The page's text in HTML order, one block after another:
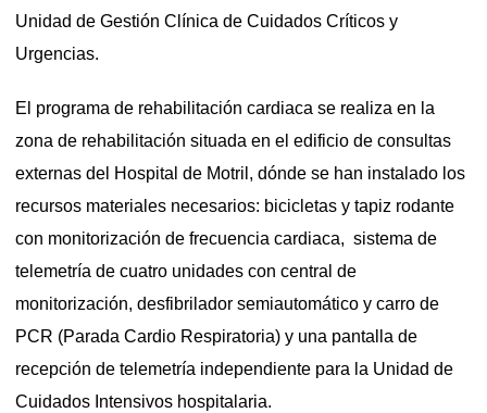
Unidad de Gestión Clínica de Cuidados Críticos y
Urgencias.
El programa de rehabilitación cardiaca se realiza en la
zona de rehabilitación situada en el edificio de consultas
externas del Hospital de Motril, dónde se han instalado los
recursos materiales necesarios: bicicletas y tapiz rodante
con monitorización de frecuencia cardiaca, sistema de
telemetría de cuatro unidades con central de
monitorización, desfibrilador semiautomático y carro de
PCR (Parada Cardio Respiratoria) y una pantalla de
recepción de telemetría independiente para la Unidad de
Cuidados Intensivos hospitalaria.